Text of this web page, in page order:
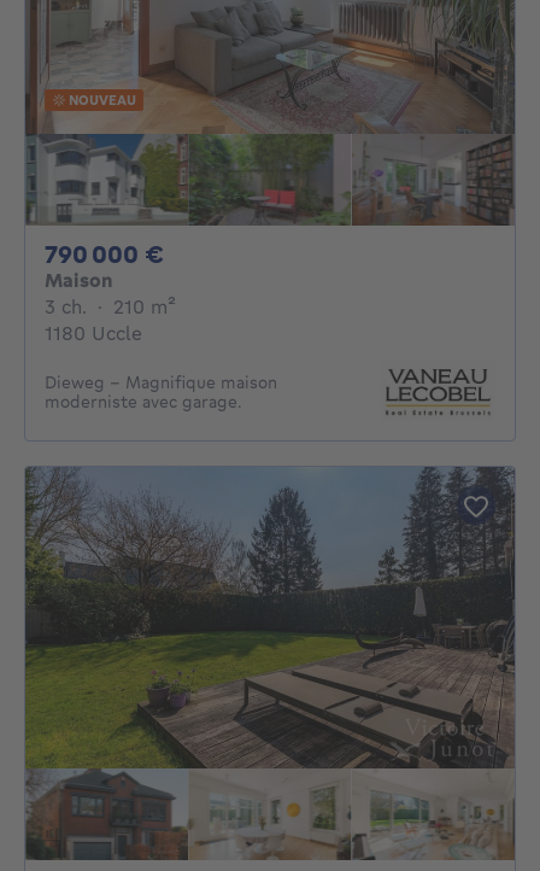
NOUVEAU
790 000 €
Maison
3 ch. 3 chambres
· 210 m²
1180 Uccle
Dieweg - Magnifique maison
moderniste avec garage.